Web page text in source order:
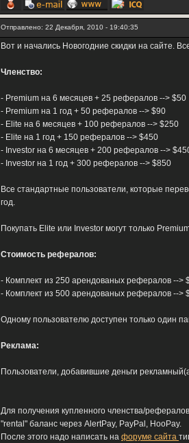
Отправлено: 22 Декабря, 2010 - 19:40:35
Вот и начались Новогодние скидки на сайте.
Членство:
- Premium на 6 месяцев + 25 рефералов --> $50
- Premium на 1 год + 50 рефералов --> $90
- Elite на 6 месяцев + 100 рефералов --> $250
- Elite на 1 год + 150 рефералов --> $450
- Investor на 6 месяцев + 200 рефералов -->
- Investor на 1 год + 300 рефералов --> $850
Все стандартные пользователи, которые
год.
Покупать Elite или Investor могут только
Стоимость рефералов:
- Комплект из 250 арендованых рефералов -->
- Комплект из 500 арендованых рефералов -->
Одному пользователю доступен только один
Реклама:
Пользователи, добавившие деньги
Для получения купленного членства/
"rental" баланс через AlertPay, PayPal, HooPay.
После этого надо написать на форуме сайта